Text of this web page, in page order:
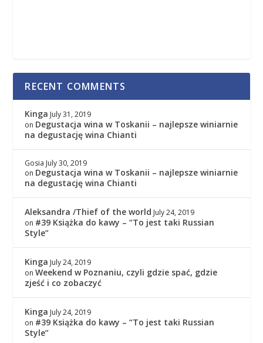
RECENT COMMENTS
Kinga July 31, 2019
on Degustacja wina w Toskanii – najlepsze winiarnie
na degustację wina Chianti
Gosia July 30, 2019
on Degustacja wina w Toskanii – najlepsze winiarnie
na degustację wina Chianti
Aleksandra /Thief of the world July 24, 2019
on #39 Książka do kawy – “To jest taki Russian
Style”
Kinga July 24, 2019
onWeekend w Poznaniu, czyli gdzie spać, gdzie
zjeść i co zobaczyć
Kinga July 24, 2019
on #39 Książka do kawy – “To jest taki Russian
Style”